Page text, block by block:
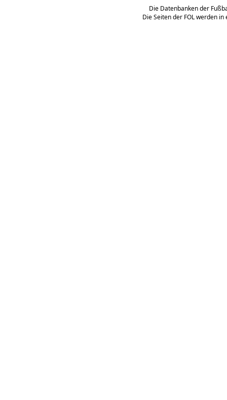
Die Datenbanken der
Die Seiten der FOL werden